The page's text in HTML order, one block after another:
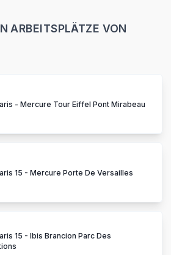
ARBEITSPLÄTZE VON
- Mercure Tour Eiffel Pont Mirabeau
15 - Mercure Porte De Versailles
15 - Ibis Brancion Parc Des